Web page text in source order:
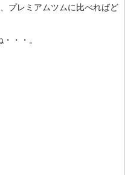
プレミアムツムに比べればど
・・。